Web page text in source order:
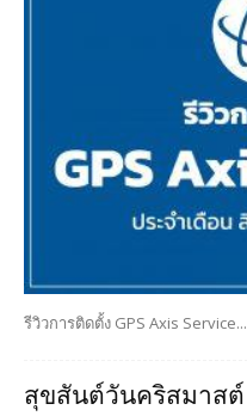
รีวิวการติดตั้ง GPS Axis Service...
สุขสันต์วันคริสมาสต์